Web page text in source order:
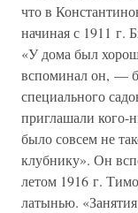
что в
начиная с 1911 г.
«У дома был
вспоминал он, —
специального
приглашали кого-
было совсем не
клубнику». Он
летом 1916 г.
латынью.